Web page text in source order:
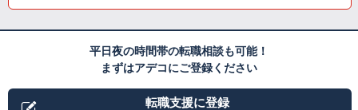
平日夜の時間帯の転職相談も可能！
まずはアデコにご登録ください
転職支援に登録